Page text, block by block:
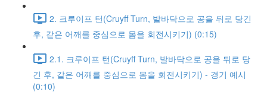
2. 크루이프 턴(Cruyff Turn, 발바닥으로 공을 뒤로 당긴
후, 같은 어깨를 중심으로 몸을 회전시키기) (0:15)
2.1. 크루이프 턴(Cruyff Turn, 발바닥으로 공을 뒤로 당
긴 후, 같은 어깨를 중심으로 몸을 회전시키기) - 경기 예시
(0:10)